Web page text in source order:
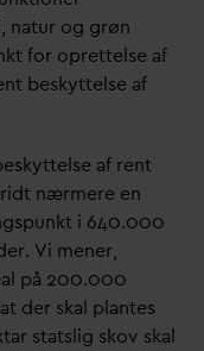
natur og grøn
for oprettelse af
beskyttelse af
af rent
nærmere en
i 640.000
Vi mener,
på 200.000
der skal plantes
statslig skov skal